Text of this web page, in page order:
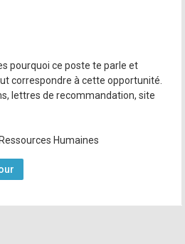
pourquoi ce poste te parle et
correspondre à cette opportunité.
lettres de recommandation, site
Humaines